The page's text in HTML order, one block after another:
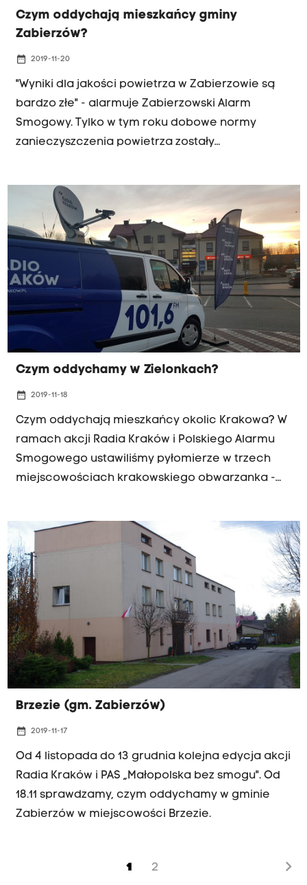
Czym oddychają mieszkańcy gminy
Zabierzów?
date_range 2019-11-20
"Wyniki dla jakości powietrza w Zabierzowie są
bardzo złe" - alarmuje Zabierzowski Alarm
Smogowy. Tylko w tym roku dobowe normy
zanieczyszczenia powietrza zostały
rok się jeszcze nie skończył. Z drugiej strony,
Zabierzów może pochwalić się jednym z
lepszych wyników, jeśli chodzi o wymianę kotłów
wśród gmin z tak zwanego krakowskiego
obwarzanka.
Czym oddychamy w Zielonkach?
date_range 2019-11-18
Czym oddychają mieszkańcy okolic Krakowa? W
ramach akcji Radia Kraków i Polskiego Alarmu
Smogowego ustawiliśmy pyłomierze w trzech
miejscowościach krakowskiego obwarzanka -
sprawdzamy w Radiu Kraków.
Brzezie (gm. Zabierzów)
date_range 2019-11-17
Od 4 listopada do 13 grudnia kolejna edycja akcji
Radia Kraków i PAS „Małopolska bez smogu". Od
18.11 sprawdzamy, czym oddychamy w gminie
Zabierzów w miejscowości Brzezie.
1 2 chevron_right